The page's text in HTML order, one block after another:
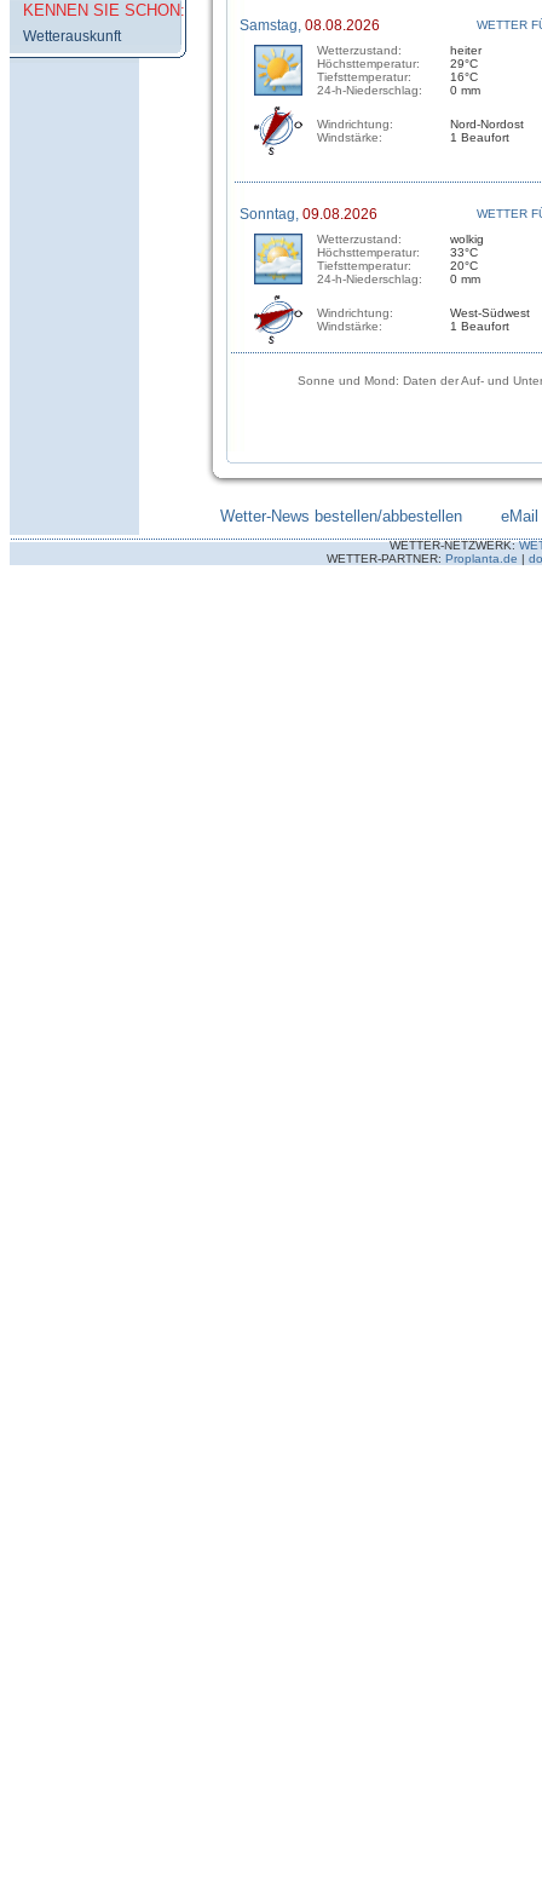
KENNEN SIE SCHON:
Wetterauskunft
Samstag, 08.08.2026
WETTER
Wetterzustand:
Höchsttemperatur:
Tiefsttemperatur:
24-h-Niederschlag:
heiter
29°C
16°C
0 mm
Windrichtung:
Windstärke:
Nord-Nordost
1 Beaufort
Sonntag, 09.08.2026
WETTER
Wetterzustand:
Höchsttemperatur:
Tiefsttemperatur:
24-h-Niederschlag:
wolkig
33°C
20°C
0 mm
Windrichtung:
Windstärke:
West-Südwest
1 Beaufort
Sonne und Mond: Daten der Auf- und
Wetter-News bestellen/abbestellen eMail
WETTER-NETZWERK:
WETTER-PARTNER: Proplanta.de |